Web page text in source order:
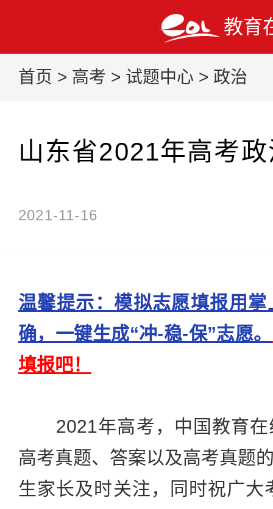
教育
首页 > 高考 > 试题中心 > 政治
山东省2021年高考
2021-11-16
温馨提示：模拟志愿填报用
确，一键生成“冲-稳-保”志愿。
填报吧！
2021年高考，中国教育在
高考真题、答案以及高考真题
生家长及时关注，同时祝广大